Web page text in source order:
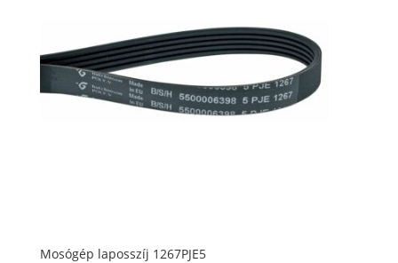
Mosógép laposszíj 1267PJE5